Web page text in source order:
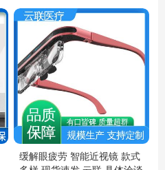
缓解眼疲劳 智能近视镜 款式